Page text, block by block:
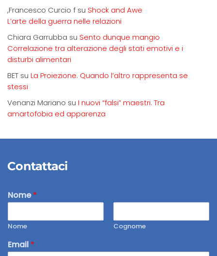
,Francesco Curcio f su Shock and Awe
L’arte della guerra nelle relazioni
Chiara Garrubba su Sento dunque mangio
Correlazione tra alterazione degli stati emotivi e i
disturbi alimentari
BET su La Proiezione. Quando l’altro rappresenta se
stessi
Venanzi Mariano su I nuovi “falsi” maestri. Tra
amartofobia ed apparenza
Contattaci
Nome*
Nome Cognome
Email *